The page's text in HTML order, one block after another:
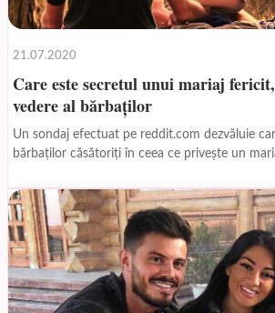
21.07.2020
Care este secretul unui mariaj
vedere al bărbaților
Un sondaj efectuat pe reddit.com dezvăluie
bărbaților căsătoriți în ceea ce privește un